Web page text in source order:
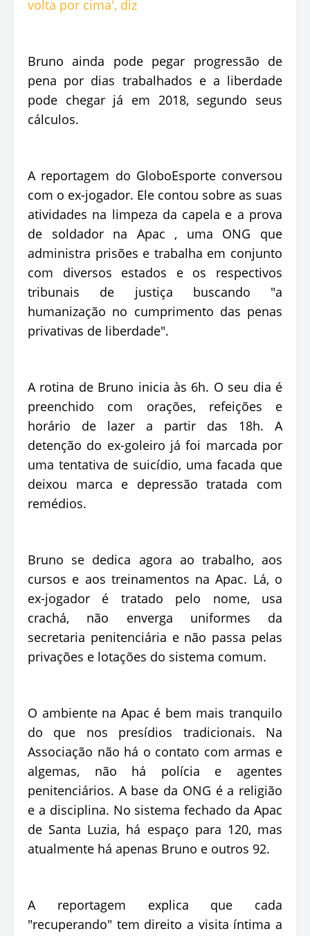
Bruno ainda pode pegar progressão de
pena por dias trabalhados e a liberdade
pode chegar já em 2018, segundo seus
cálculos.
A reportagem do GloboEsporte conversou
com o ex-jogador. Ele contou sobre as suas
atividades na limpeza da capela e a prova
de soldador na Apac , uma ONG que
administra prisões e trabalha em conjunto
com diversos estados e os respectivos
tribunais de justiça buscando "a
humanização no cumprimento das penas
privativas de liberdade".
A rotina de Bruno inicia às 6h. O seu dia é
preenchido com orações, refeições e
horário de lazer a partir das 18h. A
detenção do ex-goleiro já foi marcada por
uma tentativa de suicídio, uma facada que
deixou marca e depressão tratada com
remédios.
Bruno se dedica agora ao trabalho, aos
cursos e aos treinamentos na Apac. Lá, o
ex-jogador é tratado pelo nome, usa
crachá, não enverga uniformes da
secretaria penitenciária e não passa pelas
privações e lotações do sistema comum.
O ambiente na Apac é bem mais tranquilo
do que nos presídios tradicionais. Na
Associação não há o contato com armas e
algemas, não há polícia e agentes
penitenciários. A base da ONG é a religião
e a disciplina. No sistema fechado da Apac
de Santa Luzia, há espaço para 120, mas
atualmente há apenas Bruno e outros 92.
A reportagem explica que cada
"recuperando" tem direito a visita íntima a